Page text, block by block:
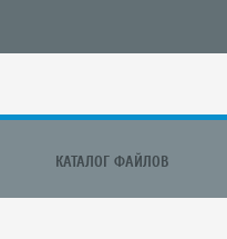
КАТАЛОГ ФАЙЛОВ